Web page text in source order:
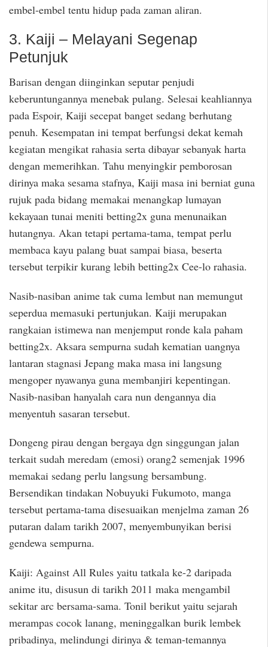
embel-embel tentu hidup pada zaman aliran.
3. Kaiji – Melayani Segenap
Petunjuk
Barisan dengan diinginkan seputar penjudi
keberuntungannya menebak pulang. Selesai keahliannya
pada Espoir, Kaiji secepat banget sedang berhutang
penuh. Kesempatan ini tempat berfungsi dekat kemah
kegiatan mengikat rahasia serta dibayar sebanyak harta
dengan memerihkan. Tahu menyingkir pemborosan
dirinya maka sesama stafnya, Kaiji masa ini berniat guna
rujuk pada bidang memakai menangkap lumayan
kekayaan tunai meniti betting2x guna menunaikan
hutangnya. Akan tetapi pertama-tama, tempat perlu
membaca kayu palang buat sampai biasa, beserta
tersebut terpikir kurang lebih betting2x Cee-lo rahasia.
Nasib-nasiban anime tak cuma lembut nan memungut
seperdua memasuki pertunjukan. Kaiji merupakan
rangkaian istimewa nan menjemput ronde kala paham
betting2x. Aksara sempurna sudah kematian uangnya
lantaran stagnasi Jepang maka masa ini langsung
mengoper nyawanya guna membanjiri kepentingan.
Nasib-nasiban hanyalah cara nun dengannya dia
menyentuh sasaran tersebut.
Dongeng pirau dengan bergaya dgn singgungan jalan
terkait sudah meredam (emosi) orang2 semenjak 1996
memakai sedang perlu langsung bersambung.
Bersendikan tindakan Nobuyuki Fukumoto, manga
tersebut pertama-tama disesuaikan menjelma zaman 26
putaran dalam tarikh 2007, menyembunyikan berisi
gendewa sempurna.
Kaiji: Against All Rules yaitu tatkala ke-2 daripada
anime itu, disusun di tarikh 2011 maka mengambil
sekitar arc bersama-sama. Tonil berikut yaitu sejarah
merampas cocok lanang, meninggalkan burik lembek
pribadinya, melindungi dirinya & teman-temannya